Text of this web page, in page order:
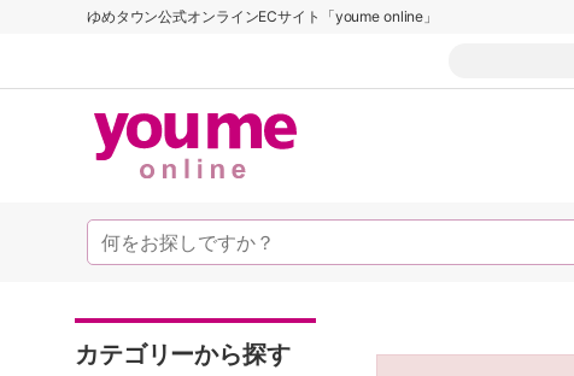
ゆめタウン公式オンラインECサイト「youme online」
カテゴリーから探す